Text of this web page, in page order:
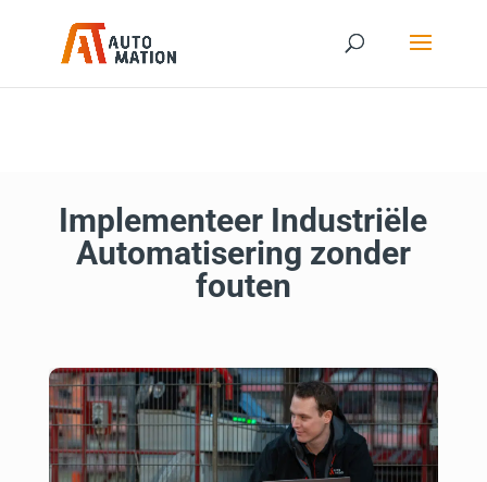
Implementeer Industriële
Automatisering zonder
fouten